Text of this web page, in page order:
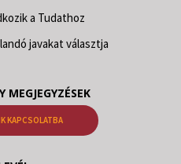
a Tudathoz
javakat választja
MEGJEGYZÉSEK
KAPCSOLATBA